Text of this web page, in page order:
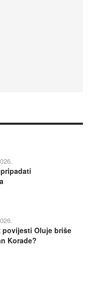
povijesti Oluje briše
Korade?